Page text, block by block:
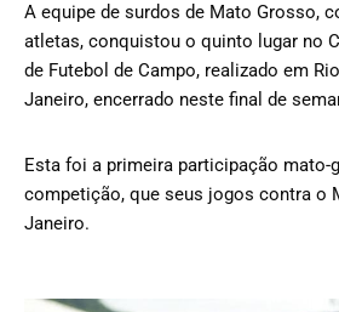
A equipe de surdos de Mato Grosso,
atletas, conquistou o quinto lugar no
de Futebol de Campo, realizado em
Janeiro, encerrado neste final de
Esta foi a primeira participação mato-
competição, que seus jogos contra o
Janeiro.